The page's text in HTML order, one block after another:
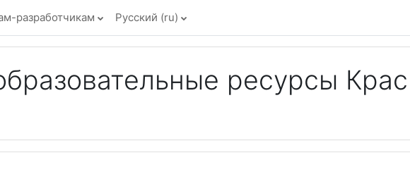
разработчикам Русский ‎(ru)‎
ресурсы